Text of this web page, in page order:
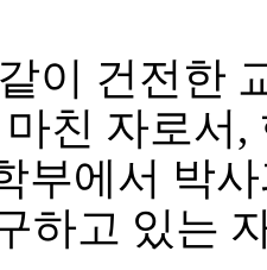
이 건전한
친 자로서
부에서 박
하고 있는